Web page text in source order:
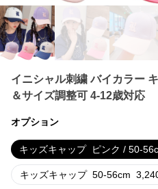
イニシャル刺繍 バイカラー
＆サイズ調整可 4-12歳対応
オプション
キッズキャップ ピンク / 50-
キッズキャップ 50-56cm